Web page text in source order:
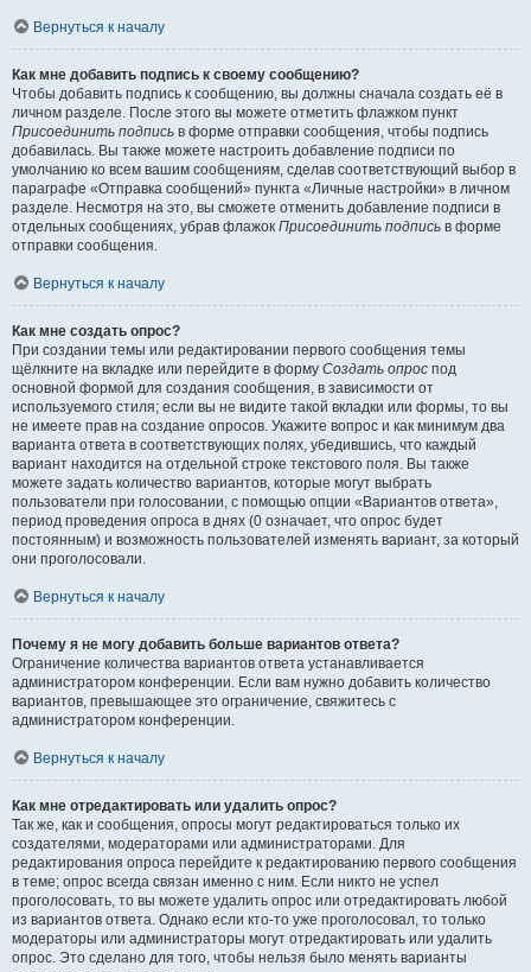
Вернуться к началу
Как мне добавить подпись к своему сообщению?
Чтобы добавить подпись к сообщению, вы должны сначала создать её в
личном разделе. После этого вы можете отметить флажком пункт
Присоединить подпись в форме отправки сообщения, чтобы подпись
добавилась. Вы также можете настроить добавление подписи по
умолчанию ко всем вашим сообщениям, сделав соответствующий выбор в
параграфе «Отправка сообщений» пункта «Личные настройки» в личном
разделе. Несмотря на это, вы сможете отменить добавление подписи в
отдельных сообщениях, убрав флажок Присоединить подпись в форме
отправки сообщения.
Вернуться к началу
Как мне создать опрос?
При создании темы или редактировании первого сообщения темы
щёлкните на вкладке или перейдите в форму Создать опрос под
основной формой для создания сообщения, в зависимости от
используемого стиля; если вы не видите такой вкладки или формы, то вы
не имеете прав на создание опросов. Укажите вопрос и как минимум два
варианта ответа в соответствующих полях, убедившись, что каждый
вариант находится на отдельной строке текстового поля. Вы также
можете задать количество вариантов, которые могут выбрать
пользователи при голосовании, с помощью опции «Вариантов ответа»,
период проведения опроса в днях (0 означает, что опрос будет
постоянным) и возможность пользователей изменять вариант, за который
они проголосовали.
Вернуться к началу
Почему я не могу добавить больше вариантов ответа?
Ограничение количества вариантов ответа устанавливается
администратором конференции. Если вам нужно добавить количество
вариантов, превышающее это ограничение, свяжитесь с
администратором конференции.
Вернуться к началу
Как мне отредактировать или удалить опрос?
Так же, как и сообщения, опросы могут редактироваться только их
создателями, модераторами или администраторами. Для
редактирования опроса перейдите к редактированию первого сообщения
в теме; опрос всегда связан именно с ним. Если никто не успел
проголосовать, то вы можете удалить опрос или отредактировать любой
из вариантов ответа. Однако если кто-то уже проголосовал, то только
модераторы или администраторы могут отредактировать или удалить
опрос. Это сделано для того, чтобы нельзя было менять варианты